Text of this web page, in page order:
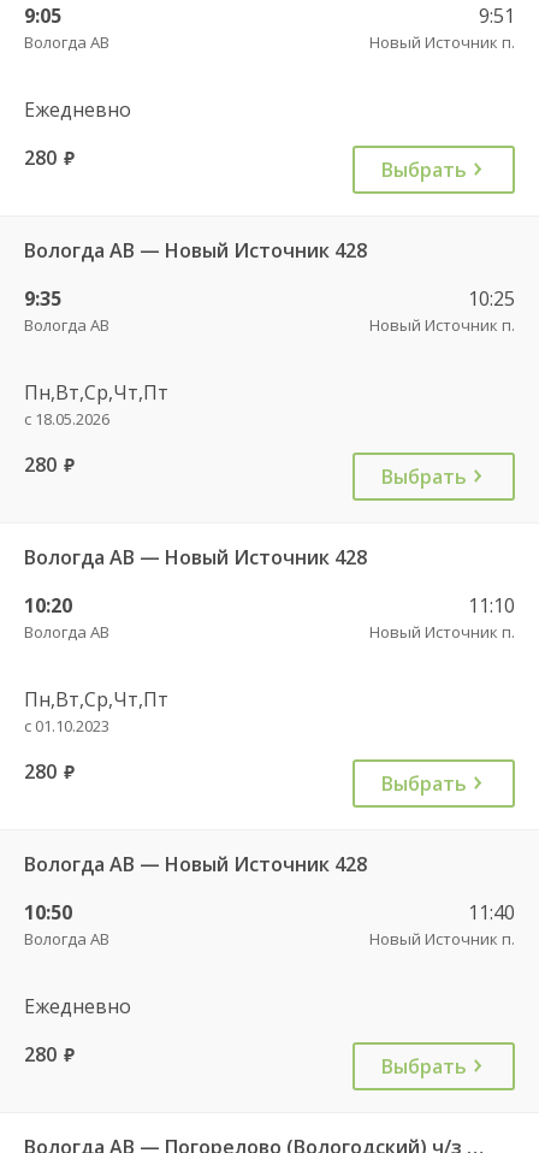
9:05
Вологда АВ
9:51
Новый Источник п.
Ежедневно
280 руб. Выбрать
Вологда АВ — Новый Источник 428
9:35
Вологда АВ
10:25
Новый Источник п.
Пн,Вт,Ср,Чт,Пт
с 18.05.2026
280 руб. Выбрать
Вологда АВ — Новый Источник 428
10:20
Вологда АВ
11:10
Новый Источник п.
Пн,Вт,Ср,Чт,Пт
с 01.10.2023
280 руб. Выбрать
Вологда АВ — Новый Источник 428
10:50
Вологда АВ
11:40
Новый Источник п.
Ежедневно
280 руб. Выбрать
Вологда АВ — Погорелово (Вологодский) ч/з Новый Источник 422